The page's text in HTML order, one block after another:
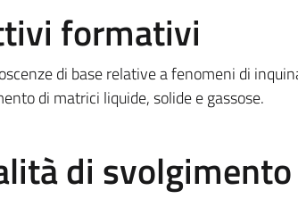
formativi
di base relative a fenomeni di
di matrici liquide, solide e gassose.
di